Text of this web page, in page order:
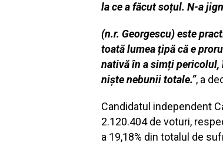
la ce a făcut soțul. N-a
(n.r. Georgescu) este
toată lumea țipă că e
nativă în a simți pericolul,
niște nebunii totale.”, a
Candidatul independent
2.120.404 de voturi,
a 19,18% din totalul de